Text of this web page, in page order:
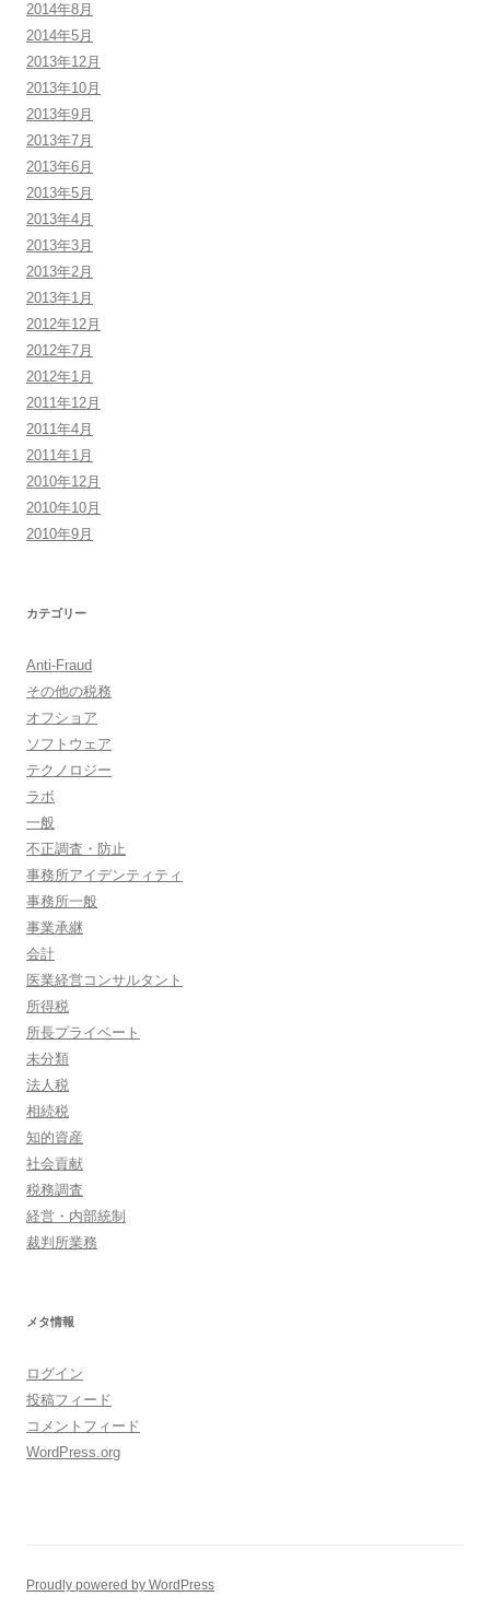
2014年8月
2014年5月
2013年12月
2013年10月
2013年9月
2013年7月
2013年6月
2013年5月
2013年4月
2013年3月
2013年2月
2013年1月
2012年12月
2012年7月
2012年1月
2011年12月
2011年4月
2011年1月
2010年12月
2010年10月
2010年9月
カテゴリー
Anti-Fraud
その他の税務
オフショア
ソフトウェア
テクノロジー
ラボ
一般
不正調査・防止
事務所アイデンティティ
事務所一般
事業承継
会計
医業経営コンサルタント
所得税
所長プライベート
未分類
法人税
相続税
知的資産
社会貢献
税務調査
経営・内部統制
裁判所業務
メタ情報
ログイン
投稿フィード
コメントフィード
WordPress.org
Proudly powered by WordPress